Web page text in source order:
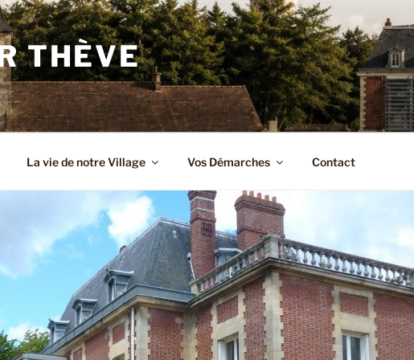
THÈVE
La vie de notre Village Vos Démarches Contact